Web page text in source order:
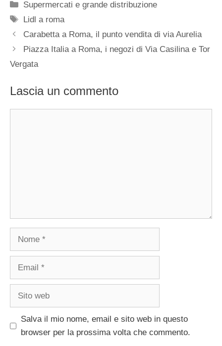
Categorie
Supermercati e grande distribuzione
Tag
Lidl a roma
Carabetta a Roma, il punto vendita di via Aurelia
Piazza Italia a Roma, i negozi di Via Casilina e Tor
Vergata
Lascia un commento
Nome
Email
Sito
Salva il mio nome, email e sito web in questo
browser per la prossima volta che commento.